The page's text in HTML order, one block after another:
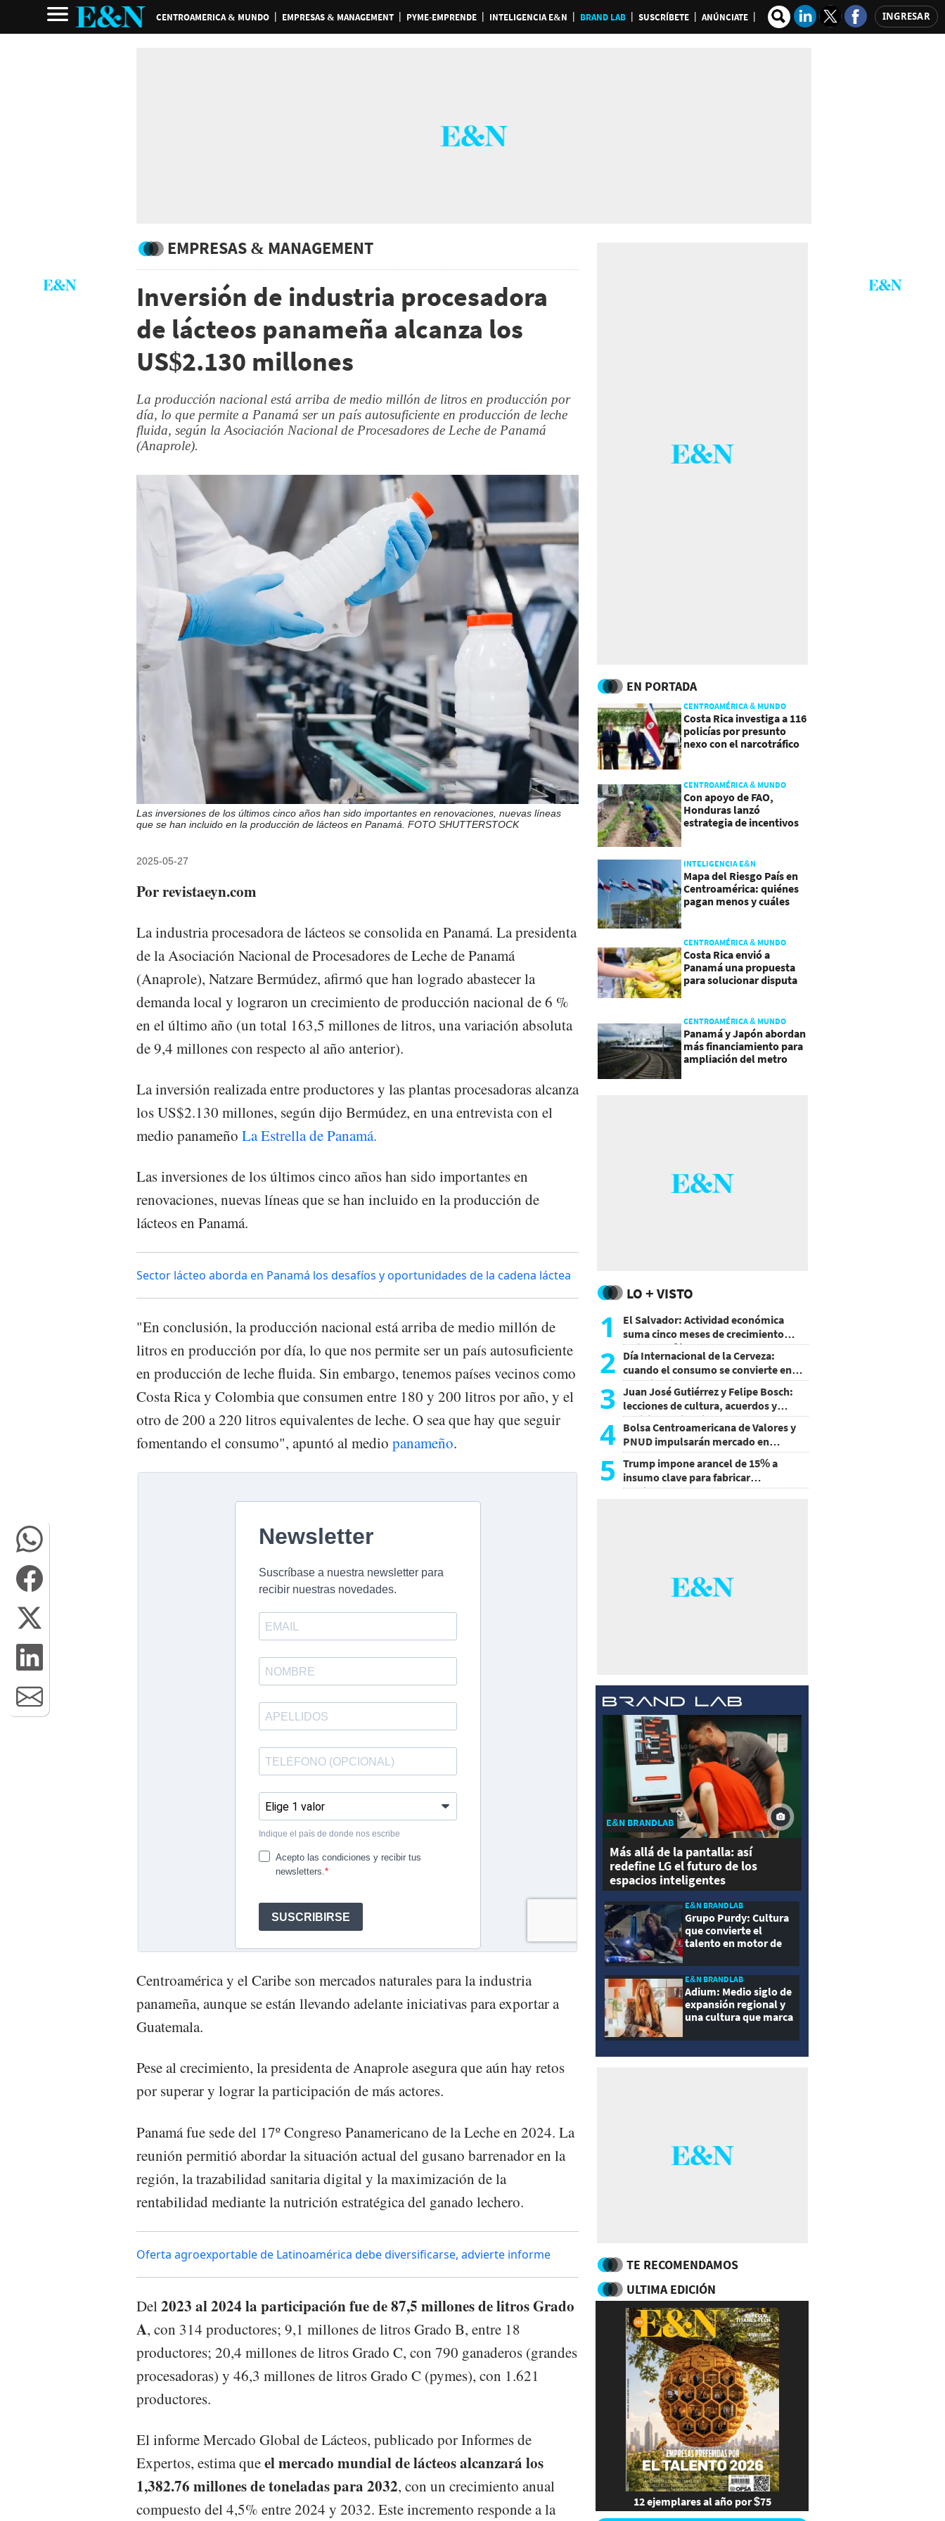
CENTROAMERICA & MUNDO EMPRESAS & MANAGEMENT PYME-EMPRENDE INTELIGENCIA E&N BRAND LAB SUSCRÍBETE ANÚNCIATE INGRESAR
EMPRESAS & MANAGEMENT
Inversión de industria procesadora
de lácteos panameña alcanza los
US$2.130 millones
La producción nacional está arriba de medio millón de litros en producción por
día, lo que permite a Panamá ser un país autosuficiente en producción de leche
fluida, según la Asociación Nacional de Procesadores de Leche de Panamá
(Anaprole).
Las inversiones de los últimos cinco años han sido importantes en renovaciones, nuevas líneas
que se han incluido en la producción de lácteos en Panamá. FOTO SHUTTERSTOCK
2025-05-27
Por revistaeyn.com
La industria procesadora de lácteos se consolida en Panamá. La presidenta
de la Asociación Nacional de Procesadores de Leche de Panamá
(Anaprole), Natzare Bermúdez, afirmó que han logrado abastecer la
demanda local y lograron un crecimiento de producción nacional de 6 %
en el último año (un total 163,5 millones de litros, una variación absoluta
de 9,4 millones con respecto al año anterior).
La inversión realizada entre productores y las plantas procesadoras alcanza
los US$2.130 millones, según dijo Bermúdez, en una entrevista con el
medio panameño La Estrella de Panamá.
Las inversiones de los últimos cinco años han sido importantes en
renovaciones, nuevas líneas que se han incluido en la producción de
lácteos en Panamá.
Sector lácteo aborda en Panamá los desafíos y oportunidades de la cadena láctea
"En conclusión, la producción nacional está arriba de medio millón de
litros en producción por día, lo que nos permite ser un país autosuficiente
en producción de leche fluida. Sin embargo, tenemos países vecinos como
Costa Rica y Colombia que consumen entre 180 y 200 litros por año, y el
otro de 200 a 220 litros equivalentes de leche. O sea que hay que seguir
fomentando el consumo", apuntó al medio panameño.
Centroamérica y el Caribe son mercados naturales para la industria
panameña, aunque se están llevando adelante iniciativas para exportar a
Guatemala.
Pese al crecimiento, la presidenta de Anaprole asegura que aún hay retos
por superar y lograr la participación de más actores.
Panamá fue sede del 17º Congreso Panamericano de la Leche en 2024. La
reunión permitió abordar la situación actual del gusano barrenador en la
región, la trazabilidad sanitaria digital y la maximización de la
rentabilidad mediante la nutrición estratégica del ganado lechero.
Oferta agroexportable de Latinoamérica debe diversificarse, advierte informe
Del2023 al 2024 la participación fue de 87,5 millones de litros Grado
A, con 314 productores; 9,1 millones de litros Grado B, entre 18
productores; 20,4 millones de litros Grado C, con 790 ganaderos (grandes
procesadoras) y 46,3 millones de litros Grado C (pymes), con 1.621
productores.
El informe Mercado Global de Lácteos, publicado por Informes de
Expertos, estima queel mercado mundial de lácteos alcanzará los
1,382.76 millones de toneladas para 2032, con un crecimiento anual
compuesto del 4,5% entre 2024 y 2032. Este incremento responde a la
EN PORTADA
CENTROAMÉRICA & MUNDO
Costa Rica investiga a 116
policías por presunto
nexo con el narcotráfico
CENTROAMÉRICA & MUNDO
Con apoyo de FAO,
Honduras lanzó
estrategia de incentivos
INTELIGENCIA E&N
Mapa del Riesgo País en
Centroamérica: quiénes
pagan menos y cuáles
CENTROAMÉRICA & MUNDO
Costa Rica envió a
Panamá una propuesta
para solucionar disputa
CENTROAMÉRICA & MUNDO
Panamá y Japón abordan
más financiamiento para
ampliación del metro
LO + VISTO
1
El Salvador: Actividad económica
suma cinco meses de crecimiento
arriba de 4%
2 Día Internacional de la Cerveza:
cuando el consumo se convierte en
experiencia
3 Juan José Gutiérrez y Felipe Bosch:
lecciones de cultura, acuerdos y
decisiones sin miedo
4 Bolsa Centroamericana de Valores y
PNUD impulsarán mercado en
Honduras
5
Trump impone arancel de 15% a
insumo clave para fabricar
semiconductores y paneles
E&N BRANDLAB
Más allá de la pantalla: así
redefine LG el futuro de los
espacios inteligentes
E&N BRANDLAB
Grupo Purdy: Cultura
que convierte el
talento en motor de
E&N BRANDLAB
Adium: Medio siglo de
expansión regional y
una cultura que marca
TE RECOMENDAMOS
ULTIMA EDICIÓN
12 ejemplares al año por $75